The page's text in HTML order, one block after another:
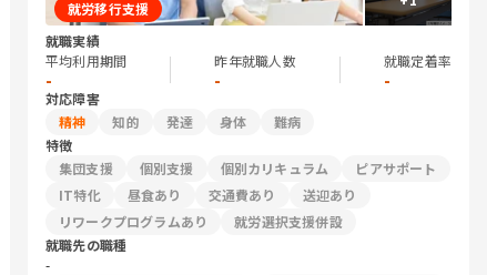
就労移行支援
就職実績
平均利用期間
-
昨年就職人数
-
就職定着率
-
対応障害
精神
知的 発達 身体
難病
特徴
集団支援
個別支援 個別カリキュラム
ピアサポート
IT特化
昼食あり 交通費あり
送迎あり
リワークプログラムあり
就労選択支援併設
就職先の職種
-